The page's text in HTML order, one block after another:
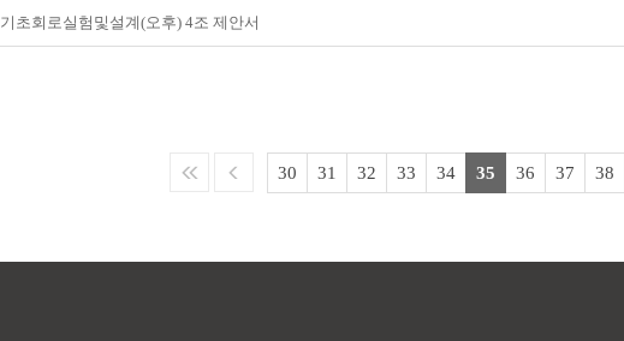
기초회로실험및설계(오후) 4조 제안서
30 31 32 33 34 35 36 37 38